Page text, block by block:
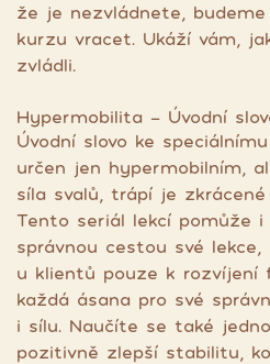
že je nezvládnete,
kurzu vracet. Ukáží vám,
zvládli.
Hypermobilita - Úvodní
Úvodní slovo ke
určen jen hypermobilním,
síla svalů, trápí je
Tento seriál lekcí pomůže
správnou cestou své lekce,
u klientů pouze k rozvíjení
každá ásana pro své
i sílu. Naučíte se také
pozitivně zlepší stabilitu,